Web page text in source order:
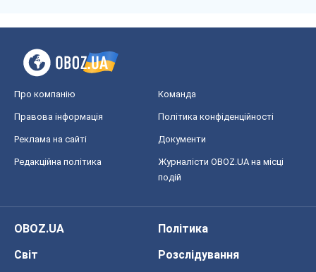
Про компанію Команда
Правова інформація Політика конфіденційності
Реклама на сайті Документи
Редакційна політика
Журналісти OBOZ.UA на місці
подій
OBOZ.UA
Політика
Світ
Розслідування